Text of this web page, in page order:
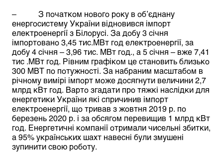
– З початком нового року в об’єднану
енергосистему України відновився імпорт
електроенергії з Білорусі. За добу 3 січня
імпортовано 3,45 тис.МВт год електроенергії, за
добу 4 січня – 3,96 тис. МВт год., а 5 січня – вже 7,41
тис .МВт год. Рівним графіком це становить близько
300 МВТ по потужності. За набраним масштабом в
річному вимірі імпорт може досягнути величини 2,7
млрд кВт год. Варто згадати про тяжкі наслідки для
енергетики України які спричинив імпорт
електроенергії, що тривав з жовтня 2019 р. по
березень 2020 р. і за обсягом перевищив 1 млрд кВт
год. Енергетичні компанії отримали чисельні збитки,
а 95% українських шахт навесні були змушені
зупинити свою роботу.